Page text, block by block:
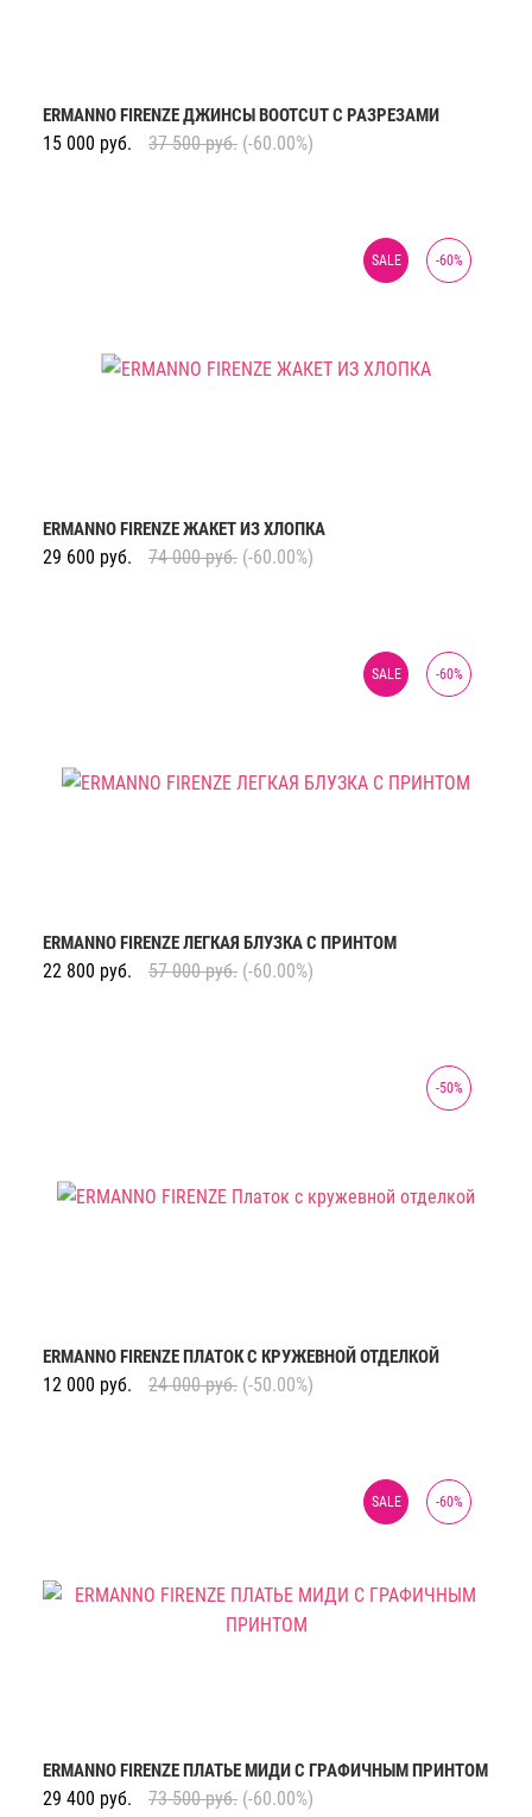
ERMANNO FIRENZE ДЖИНСЫ BOOTCUT С РАЗРЕЗАМИ
15 000 руб. 37 500 руб. (-60.00%)
-60%
SALE
ERMANNO FIRENZE ЖАКЕТ ИЗ ХЛОПКА
29 600 руб. 74 000 руб. (-60.00%)
-60%
SALE
ERMANNO FIRENZE ЛЕГКАЯ БЛУЗКА С ПРИНТОМ
22 800 руб. 57 000 руб. (-60.00%)
-50%
ERMANNO FIRENZE ПЛАТОК С КРУЖЕВНОЙ ОТДЕЛКОЙ
12 000 руб. 24 000 руб. (-50.00%)
-60%
SALE
ERMANNO FIRENZE ПЛАТЬЕ МИДИ С ГРАФИЧНЫМ ПРИНТОМ
29 400 руб. 73 500 руб. (-60.00%)